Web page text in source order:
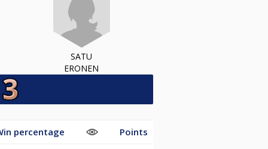
SATU
ERONEN
percentage Points